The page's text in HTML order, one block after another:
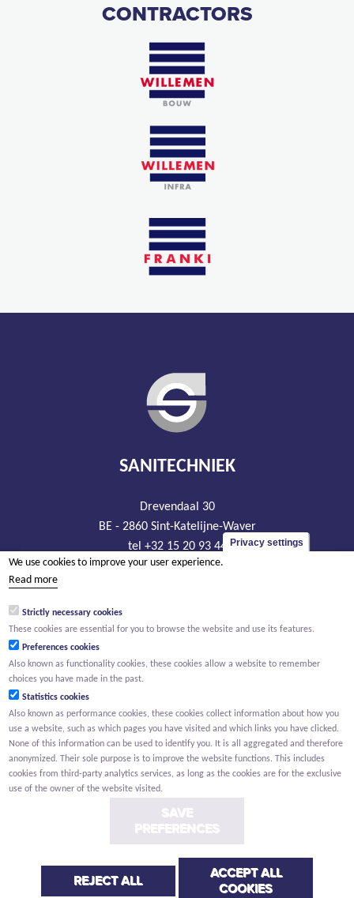
CONTRACTORS
SANITECHNIEK
Drevendaal 30
BE - 2860 Sint-Katelijne-Waver
tel +32 15 20 93 44
info@sanitechniek.be
RLP Antwerp, department Mechelen
Privacy Cookies
Privacy settings
We use cookies to improve your user experience.
Read more
Strictly necessary cookies
These cookies are essential for you to browse the website and use its features.
Preferences cookies
Also known as functionality cookies, these cookies allow a website to remember
choices you have made in the past.
Statistics cookies
Also known as performance cookies, these cookies collect information about how you
use a website, such as which pages you have visited and which links you have clicked.
None of this information can be used to identify you. It is all aggregated and therefore
anonymized. Their sole purpose is to improve the website functions. This includes
cookies from third-party analytics services, as long as the cookies are for the exclusive
use of the owner of the website visited.
SAVE
PREFERENCES
REJECT ALL
ACCEPT ALL
COOKIES